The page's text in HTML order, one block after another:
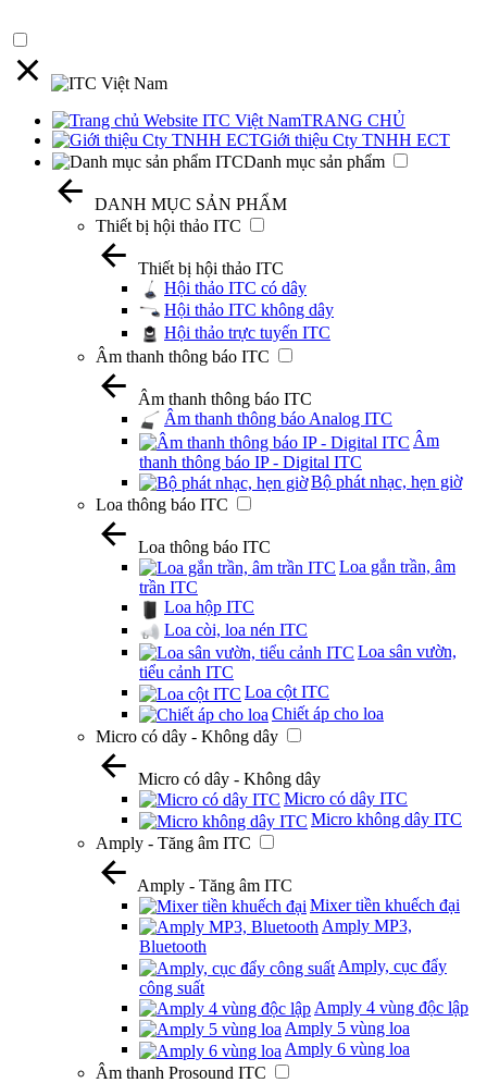
TRANG CHỦ
Giới thiệu Cty TNHH ECT
Danh mục sản phẩm
DANH MỤC SẢN PHẨM
Thiết bị hội thảo ITC
Thiết bị hội thảo ITC
Hội thảo ITC có dây
Hội thảo ITC không dây
Hội thảo trực tuyến ITC
Âm thanh thông báo ITC
Âm thanh thông báo ITC
Âm thanh thông báo Analog ITC
Âm
thanh thông báo IP - Digital ITC
Bộ phát nhạc, hẹn giờ
Loa thông báo ITC
Loa thông báo ITC
Loa gắn trần, âm
trần ITC
Loa hộp ITC
Loa còi, loa nén ITC
Loa sân vườn,
tiểu cảnh ITC
Loa cột ITC
Chiết áp cho loa
Micro có dây - Không dây
Micro có dây - Không dây
Micro có dây ITC
Micro không dây ITC
Amply - Tăng âm ITC
Amply - Tăng âm ITC
Mixer tiền khuếch đại
Amply MP3,
Bluetooth
Amply, cục đẩy
công suất
Amply 4 vùng độc lập
Amply 5 vùng loa
Amply 6 vùng loa
Âm thanh Prosound ITC